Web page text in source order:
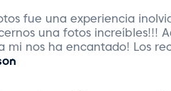
fue una experiencia
una fotos increíbles!!!
mi nos ha encantado! Los